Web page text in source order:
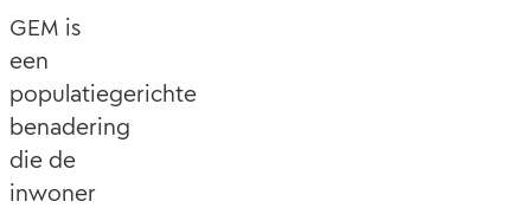
GEM is
een
populatiegerichte
benadering
die de
inwoner